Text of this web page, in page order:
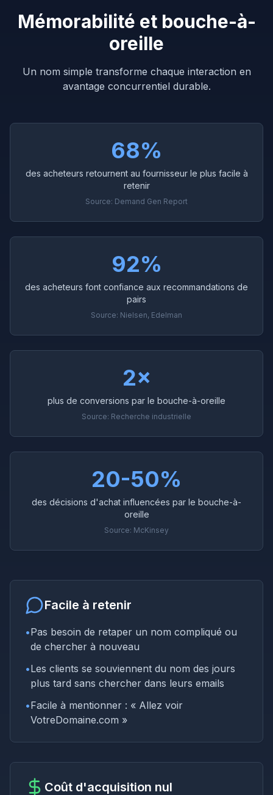
Mémorabilité et bouche-à-
oreille
Un nom simple transforme chaque interaction en
avantage concurrentiel durable.
68%
des acheteurs retournent au fournisseur le plus facile à
retenir
Source: Demand Gen Report
92%
des acheteurs font confiance aux recommandations de
pairs
Source: Nielsen, Edelman
2×
plus de conversions par le bouche-à-oreille
Source: Recherche industrielle
20-50%
des décisions d'achat influencées par le bouche-à-
oreille
Source: McKinsey
Facile à retenir
•Pas besoin de retaper un nom compliqué ou
de chercher à nouveau
•Les clients se souviennent du nom des jours
plus tard sans chercher dans leurs emails
•Facile à mentionner : « Allez voir
VotreDomaine.com »
Coût d'acquisition nul